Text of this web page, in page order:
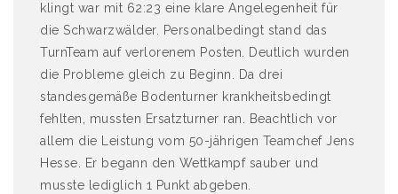
klingt war mit 62:23 eine klare Angelegenheit für
die Schwarzwälder. Personalbedingt stand das
TurnTeam auf verlorenem Posten. Deutlich wurden
die Probleme gleich zu Beginn. Da drei
standesgemäße Bodenturner krankheitsbedingt
fehlten, mussten Ersatzturner ran. Beachtlich vor
allem die Leistung vom 50-jährigen Teamchef Jens
Hesse. Er begann den Wettkampf sauber und
musste lediglich 1 Punkt abgeben.